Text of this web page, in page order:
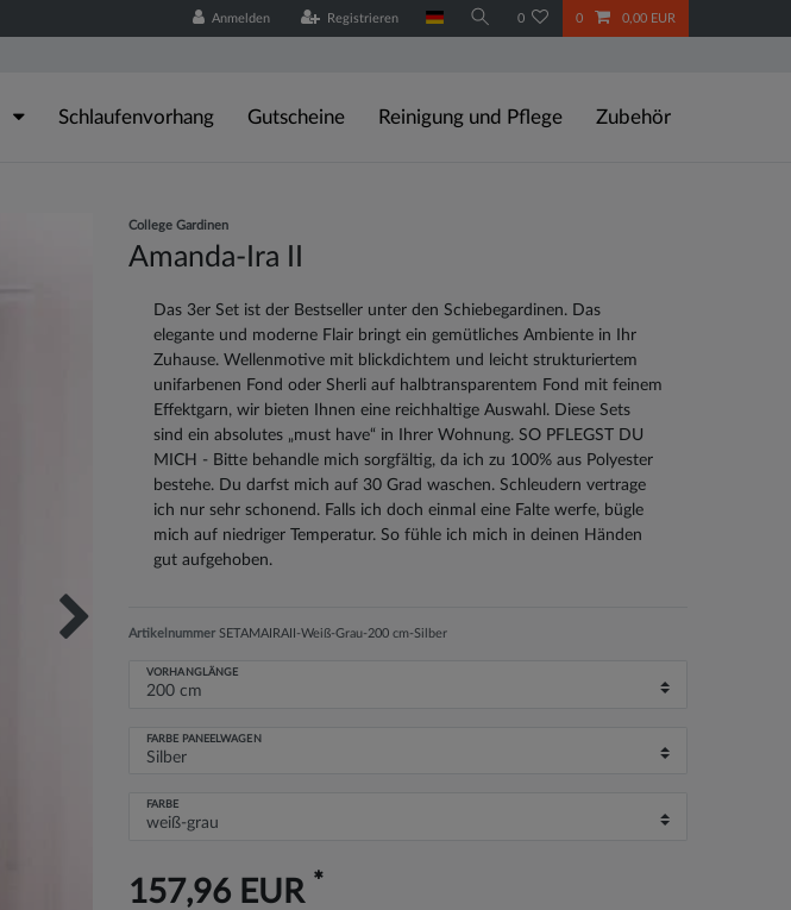
Anmelden Registrieren 0 0 0,00 EUR
Schlaufenvorhang Gutscheine Reinigung und Pflege Zubehör
College Gardinen
Amanda-Ira II
Das 3er Set ist der Bestseller unter den Schiebegardinen. Das
elegante und moderne Flair bringt ein gemütliches Ambiente in Ihr
Zuhause. Wellenmotive mit blickdichtem und leicht strukturiertem
unifarbenen Fond oder Sherli auf halbtransparentem Fond mit feinem
Effektgarn, wir bieten Ihnen eine reichhaltige Auswahl. Diese Sets
sind ein absolutes „must have“ in Ihrer Wohnung. SO PFLEGST DU
MICH - Bitte behandle mich sorgfältig, da ich zu 100% aus Polyester
bestehe. Du darfst mich auf 30 Grad waschen. Schleudern vertrage
ich nur sehr schonend. Falls ich doch einmal eine Falte werfe, bügle
mich auf niedriger Temperatur. So fühle ich mich in deinen Händen
gut aufgehoben.
Artikelnummer SETAMAIRAII-Weiß-Grau-200 cm-Silber
VORHANGLÄNGE
FARBE PANEELWAGEN
FARBE
157,96 EUR *